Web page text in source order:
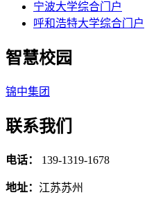
宁波大学综合门户
呼和浩特大学综合门户
智慧校园
锦中集团
联系我们
电话： 139-1319-1678
地址： 江苏苏州